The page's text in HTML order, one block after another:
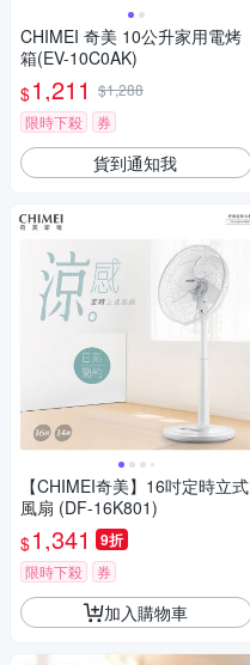
CHIMEI 奇美 10公升家用電烤
箱(EV-10C0AK)
$1,211 $1,288
限時下殺
券
貨到通知我
【CHIMEI奇美】16吋定時立式
風扇 (DF-16K801)
$1,341 9折
限時下殺 券
加入購物車